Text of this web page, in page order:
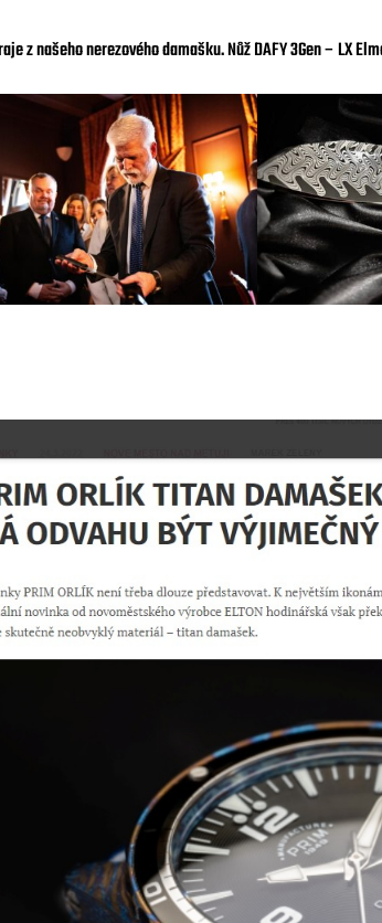
z našeho nerezového damašku. NůžDAFY 3Gen – LX